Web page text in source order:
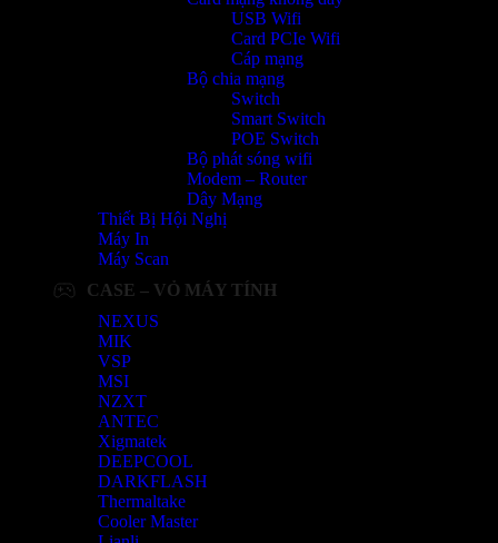
USB Wifi
Card PCIe Wifi
Cáp mạng
Bộ chia mạng
Switch
Smart Switch
POE Switch
Bộ phát sóng wifi
Modem – Router
Dây Mạng
Thiết Bị Hội Nghị
Máy In
Máy Scan
CASE – VỎ MÁY TÍNH
NEXUS
MIK
VSP
MSI
NZXT
ANTEC
Xigmatek
DEEPCOOL
DARKFLASH
Thermaltake
Cooler Master